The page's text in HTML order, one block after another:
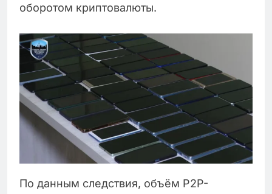
оборотом криптовалюты.
По данным следствия, объём P2P-